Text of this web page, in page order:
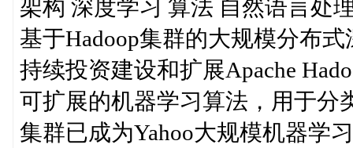
架构 深度学习 算法 自然语言处
基于Hadoop集群的大规模分布
持续投资建设和扩展Apache
可扩展的机器学习算法，用于分
集群已成为Yahoo大规模机器学